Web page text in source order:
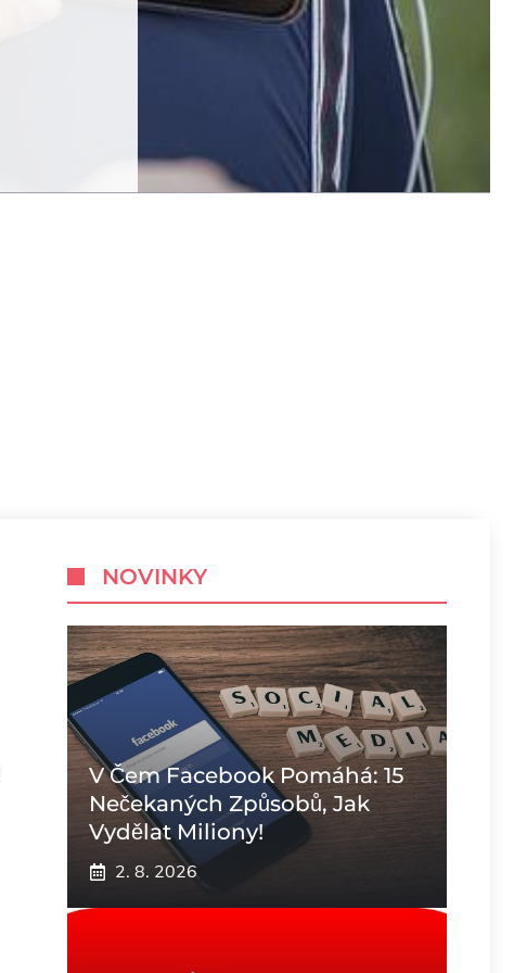
NOVINKY
V Čem Facebook Pomáhá: 15
Nečekaných Způsobů, Jak
Vydělat Miliony!
2. 8. 2026